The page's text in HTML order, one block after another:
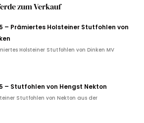
zum Verkauf
– Prämiertes Holsteiner Stutfohlen von
Holsteiner Stutfohlen von Dinken MV
– Stutfohlen von Hengst Nekton
Stutfohlen von Nekton aus der